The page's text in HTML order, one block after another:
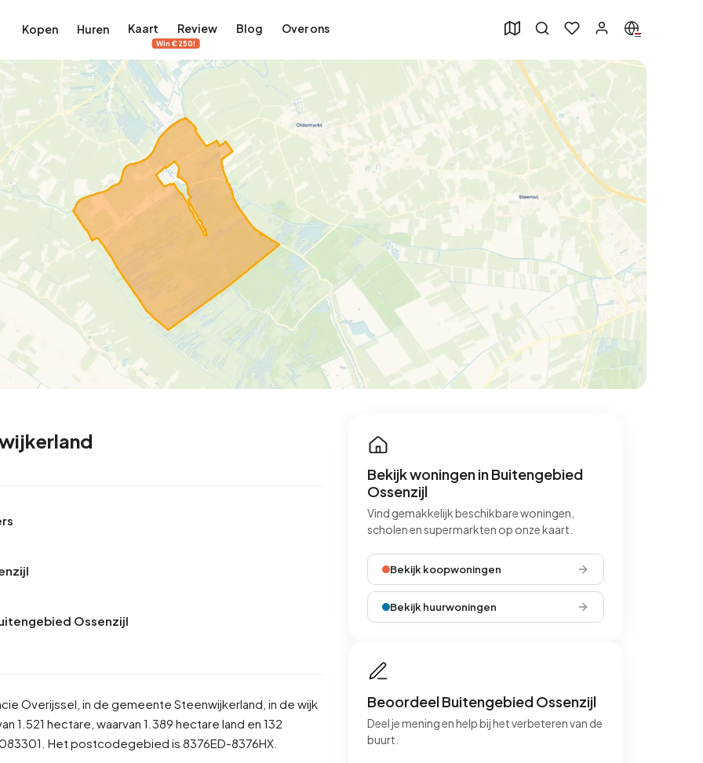
Kopen Huren Kaart Review
Win €250!
Blog Over ons
Ossenzijl
Overijssel , in de gemeente Steenwijkerland , in de wijk
1.521 hectare, waarvan 1.389 hectare land en 132
Het postcodegebied is 8376ED-8376HX.
Bekijk woningen in Buitengebied
Ossenzijl
Vind gemakkelijk beschikbare woningen,
scholen en supermarkten op onze kaart.
Bekijk koopwoningen
Bekijk huurwoningen
Beoordeel Buitengebied Ossenzijl
Deel je mening en help bij het verbeteren van de
buurt.